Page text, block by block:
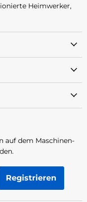
Heimwerker,
auf dem Maschinen-
Registrieren